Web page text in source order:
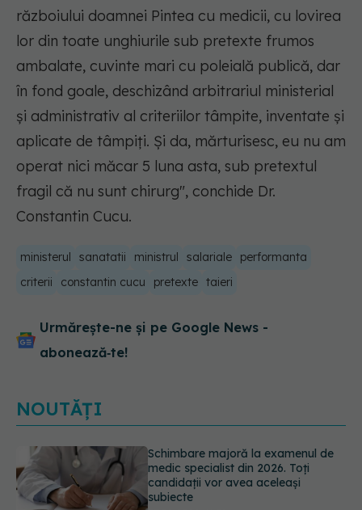
războiului doamnei Pintea cu medicii, cu lovirea
lor din toate unghiurile sub pretexte frumos
ambalate, cuvinte mari cu poleială publică, dar
în fond goale, deschizând arbitrariul ministerial
și administrativ al criteriilor tâmpite, inventate și
aplicate de tâmpiți. Și da, mărturisesc, eu nu am
operat nici măcar 5 luna asta, sub pretextul
fragil că nu sunt chirurg", conchide Dr.
Constantin Cucu.
ministerul sanatatii ministrul salariale
performanta
criterii
constantin cucu pretexte taieri
Urmărește-ne și pe Google News -
abonează‑te!
NOUTĂȚI
Ashwagandha: 4 efecte adverse
potențial grave
07.08.2026, 11:03